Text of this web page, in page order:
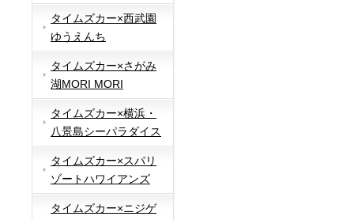
タイムズカー×西武園
ゆうえんち
タイムズカー×さがみ
湖MORI MORI
タイムズカー×横浜・
八景島シーパラダイス
タイムズカー×スパリ
ゾートハワイアンズ
タイムズカー×ニジゲ